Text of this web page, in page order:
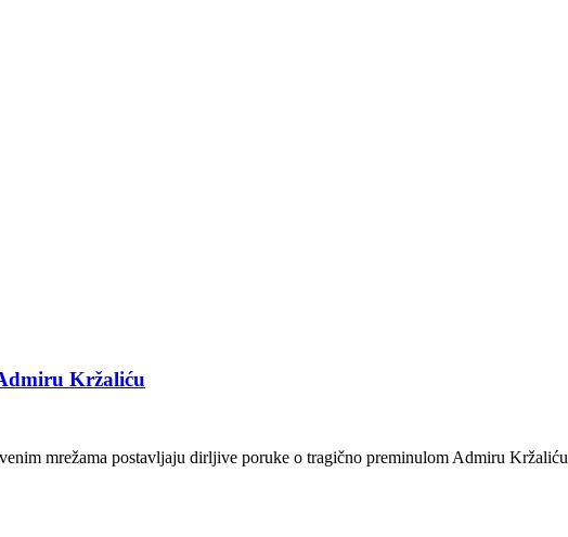
Kržaliću
mrežama postavljaju dirljive poruke o tragično preminulom Admiru Kržaliću